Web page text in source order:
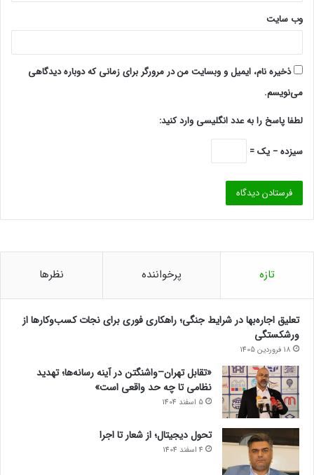
وب‌ سایت
ذخیره نام، ایمیل و وبسایت من در مرورگر برای زمانی که دوباره دیدگاهی
می‌نویسم.
لطفا پاسخ را به عدد انگلیسی وارد کنید:
سیزده − یک =
تازه پرخواننده نظرها
تعلیق اجاره‌بها در شرایط جنگی؛ راهکاری فوری برای نجات کسب‌وکارها از
ورشکستگی
18 فروردین 1405
«تقابل تهران–واشنگتن در آینه رسانه‌ها؛ تهدید
نظامی تا چه حد واقعی است»
5 اسفند 1404
تحول دیجیتال؛ از شعار تا اجرا
4 اسفند 1404